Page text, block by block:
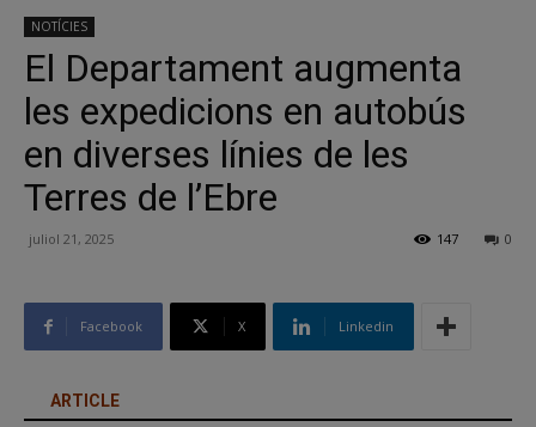
NOTÍCIES
El Departament augmenta
les expedicions en autobús
en diverses línies de les
Terres de l’Ebre
juliol 21, 2025 0
147
Facebook X Linkedin
ARTICLE